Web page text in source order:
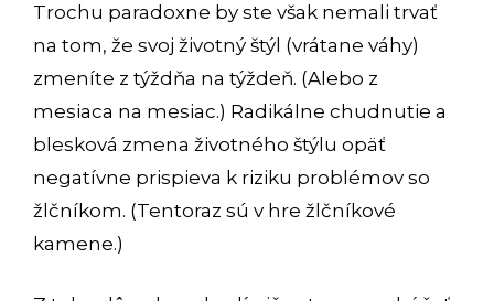
Trochu paradoxne by ste však nemali trvať
na tom, že svoj životný štýl (vrátane váhy)
zmeníte z týždňa na týždeň. (Alebo z
mesiaca na mesiac.) Radikálne chudnutie a
blesková zmena životného štýlu opäť
negatívne prispieva k riziku problémov so
žlčníkom. (Tentoraz sú v hre žlčníkové
kamene.)